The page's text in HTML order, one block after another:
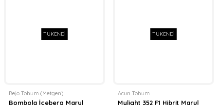
TÜKENDİ
Bejo Tohum (Metgen)
Bombola İceberg Marul
TÜKENDİ
Acun Tohum
Mylight 352 F1 Hibrit Marul